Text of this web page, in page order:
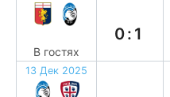
В гостях
0:1
13 Дек 2025